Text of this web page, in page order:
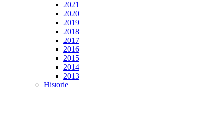
2021
2020
2019
2018
2017
2016
2015
2014
2013
Historie